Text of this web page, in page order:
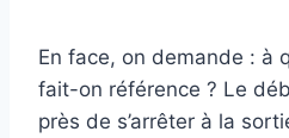
En face, on demande : à
fait-on référence ? Le
près de s’arrêter à la